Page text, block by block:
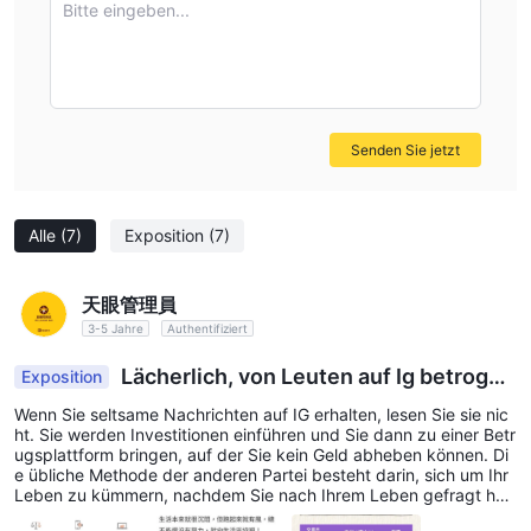
Kontotypen und wettbewerbsfähigen Handelsbedingungen, um
Plattform, sein umfangreiches Angebot an handelbaren
Vermögenswerten und den provisionsfreien Handel aus und ist
benutzerfreundliches und kostengünstiges Handelserlebnis
suchen.
Letztendlich hängt der beste Broker für einen einzelnen Händler
von seinem spezifischen Handelsstil, seinen Vorlieben und
Bedürfnissen ab.
Ist Pandora Finance sicher oder Betrug?
wenn man die Sicherheit eines Maklergeschäfts in Betracht
Alle (7) Exposition (7)
天眼管理員
3-5 Jahre Authentifiziert
Exposition
Lächerlich, von Leuten auf Ig betrogen
zu werden
Wenn Sie seltsame Nachrichten auf IG erhalten, lesen Sie sie nic
ht. Sie werden Investitionen einführen und Sie dann zu einer Betr
ugsplattform bringen, auf der Sie kein Geld abheben können. Di
e übliche Methode der anderen Partei besteht darin, sich um Ihr
Leben zu kümmern, nachdem Sie nach Ihrem Leben gefragt hab
en, und Ihnen dann weiter beizubringen, in Devisen zu investiere
Bitte eingeben...
Senden Sie jetzt